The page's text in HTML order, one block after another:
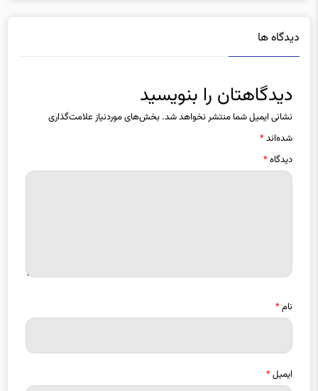
دیدگاه ها
دیدگاهتان را بنویسید
نشانی ایمیل شما منتشر نخواهد شد. بخش‌های موردنیاز علامت‌گذاری
شده‌اند*
دیدگاه*
نام*
ایمیل*